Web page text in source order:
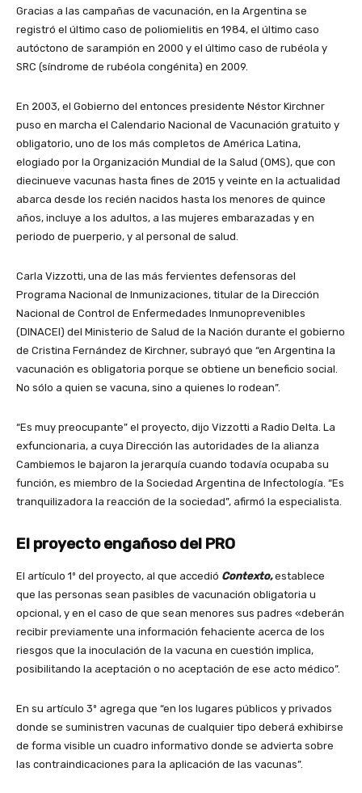
Gracias a las campañas de vacunación, en la Argentina se
registró el último caso de poliomielitis en 1984, el último caso
autóctono de sarampión en 2000 y el último caso de rubéola y
SRC (síndrome de rubéola congénita) en 2009.
En 2003, el Gobierno del entonces presidente Néstor Kirchner
puso en marcha el Calendario Nacional de Vacunación gratuito y
obligatorio, uno de los más completos de América Latina,
elogiado por la Organización Mundial de la Salud (OMS), que con
diecinueve vacunas hasta fines de 2015 y veinte en la actualidad
abarca desde los recién nacidos hasta los menores de quince
años, incluye a los adultos, a las mujeres embarazadas y en
periodo de puerperio, y al personal de salud.
Carla Vizzotti, una de las más fervientes defensoras del
Programa Nacional de Inmunizaciones, titular de la Dirección
Nacional de Control de Enfermedades Inmunoprevenibles
(DINACEI) del Ministerio de Salud de la Nación durante el gobierno
de Cristina Fernández de Kirchner, subrayó que “en Argentina la
vacunación es obligatoria porque se obtiene un beneficio social.
No sólo a quien se vacuna, sino a quienes lo rodean”.
“Es muy preocupante” el proyecto, dijo Vizzotti a Radio Delta. La
exfuncionaria, a cuya Dirección las autoridades de la alianza
Cambiemos le bajaron la jerarquía cuando todavía ocupaba su
función, es miembro de la Sociedad Argentina de Infectología. “Es
tranquilizadora la reacción de la sociedad”, afirmó la especialista.
El proyecto engañoso del PRO
El artículo 1º del proyecto, al que accedió Contexto,establece
que las personas sean pasibles de vacunación obligatoria u
opcional, y en el caso de que sean menores sus padres «deberán
recibir previamente una información fehaciente acerca de los
riesgos que la inoculación de la vacuna en cuestión implica,
posibilitando la aceptación o no aceptación de ese acto médico”.
En su artículo 3º agrega que “en los lugares públicos y privados
donde se suministren vacunas de cualquier tipo deberá exhibirse
de forma visible un cuadro informativo donde se advierta sobre
las contraindicaciones para la aplicación de las vacunas”.